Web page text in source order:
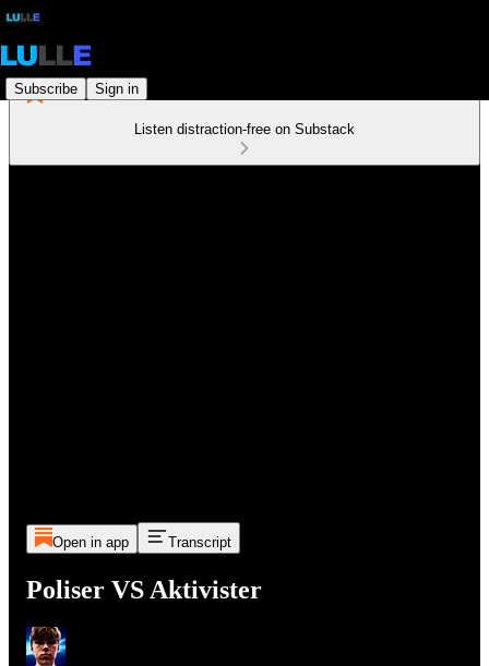
Subscribe Sign in
Listen distraction-free on Substack
Open in app Transcript
Poliser VS Aktivister